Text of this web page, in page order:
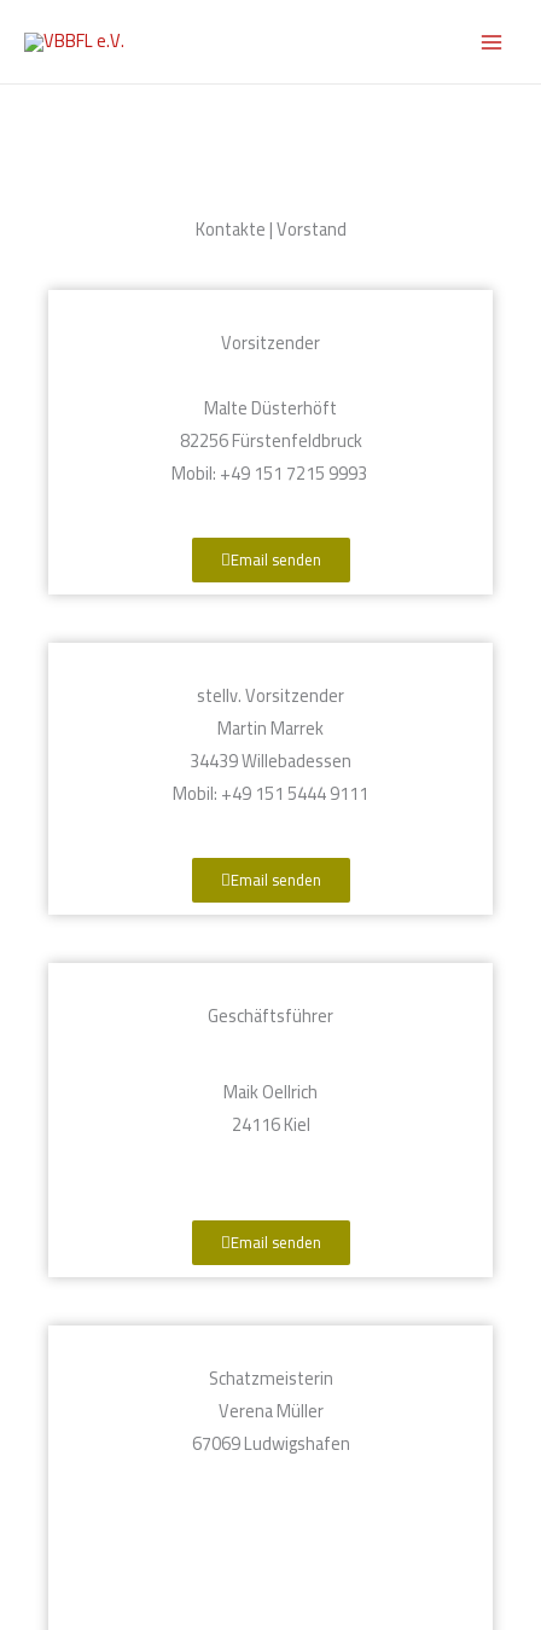
Inhalt
Kontakte | Vorstand
Vorsitzender
Malte Düsterhöft
82256 Fürstenfeldbruck
Mobil: +49 151 7215 9993
Email senden
stellv. Vorsitzender
Martin Marrek
34439 Willebadessen
Mobil: +49 151 5444 9111
Email senden
Geschäftsführer
Maik Oellrich
24116 Kiel
Email senden
Schatzmeisterin
Verena Müller
67069 Ludwigshafen